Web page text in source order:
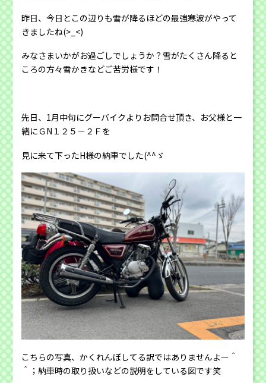
昨日、今日とこの辺りも雪が降るほどの最強寒波がやって
きましたね(>_<)
みなさまいかがお過ごしでしょうか？雪がたくさん降ると
ころの方々雪かきなどご苦労様です！
先日、1月中旬にグーバイクよりお問合せ頂き、お父様と一
緒にＧN１２５－２Ｆを
見に来て下ったH様の納車でした(^^ゞ
こちらの写真、かくれんぼしてる訳ではありませんよー＾
＾；納車時の取り扱いなどの説明をしている図です笑